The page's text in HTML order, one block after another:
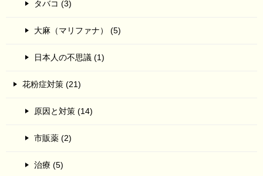
タバコ (3)
大麻（マリファナ） (5)
日本人の不思議 (1)
花粉症対策 (21)
原因と対策 (14)
市販薬 (2)
治療 (5)